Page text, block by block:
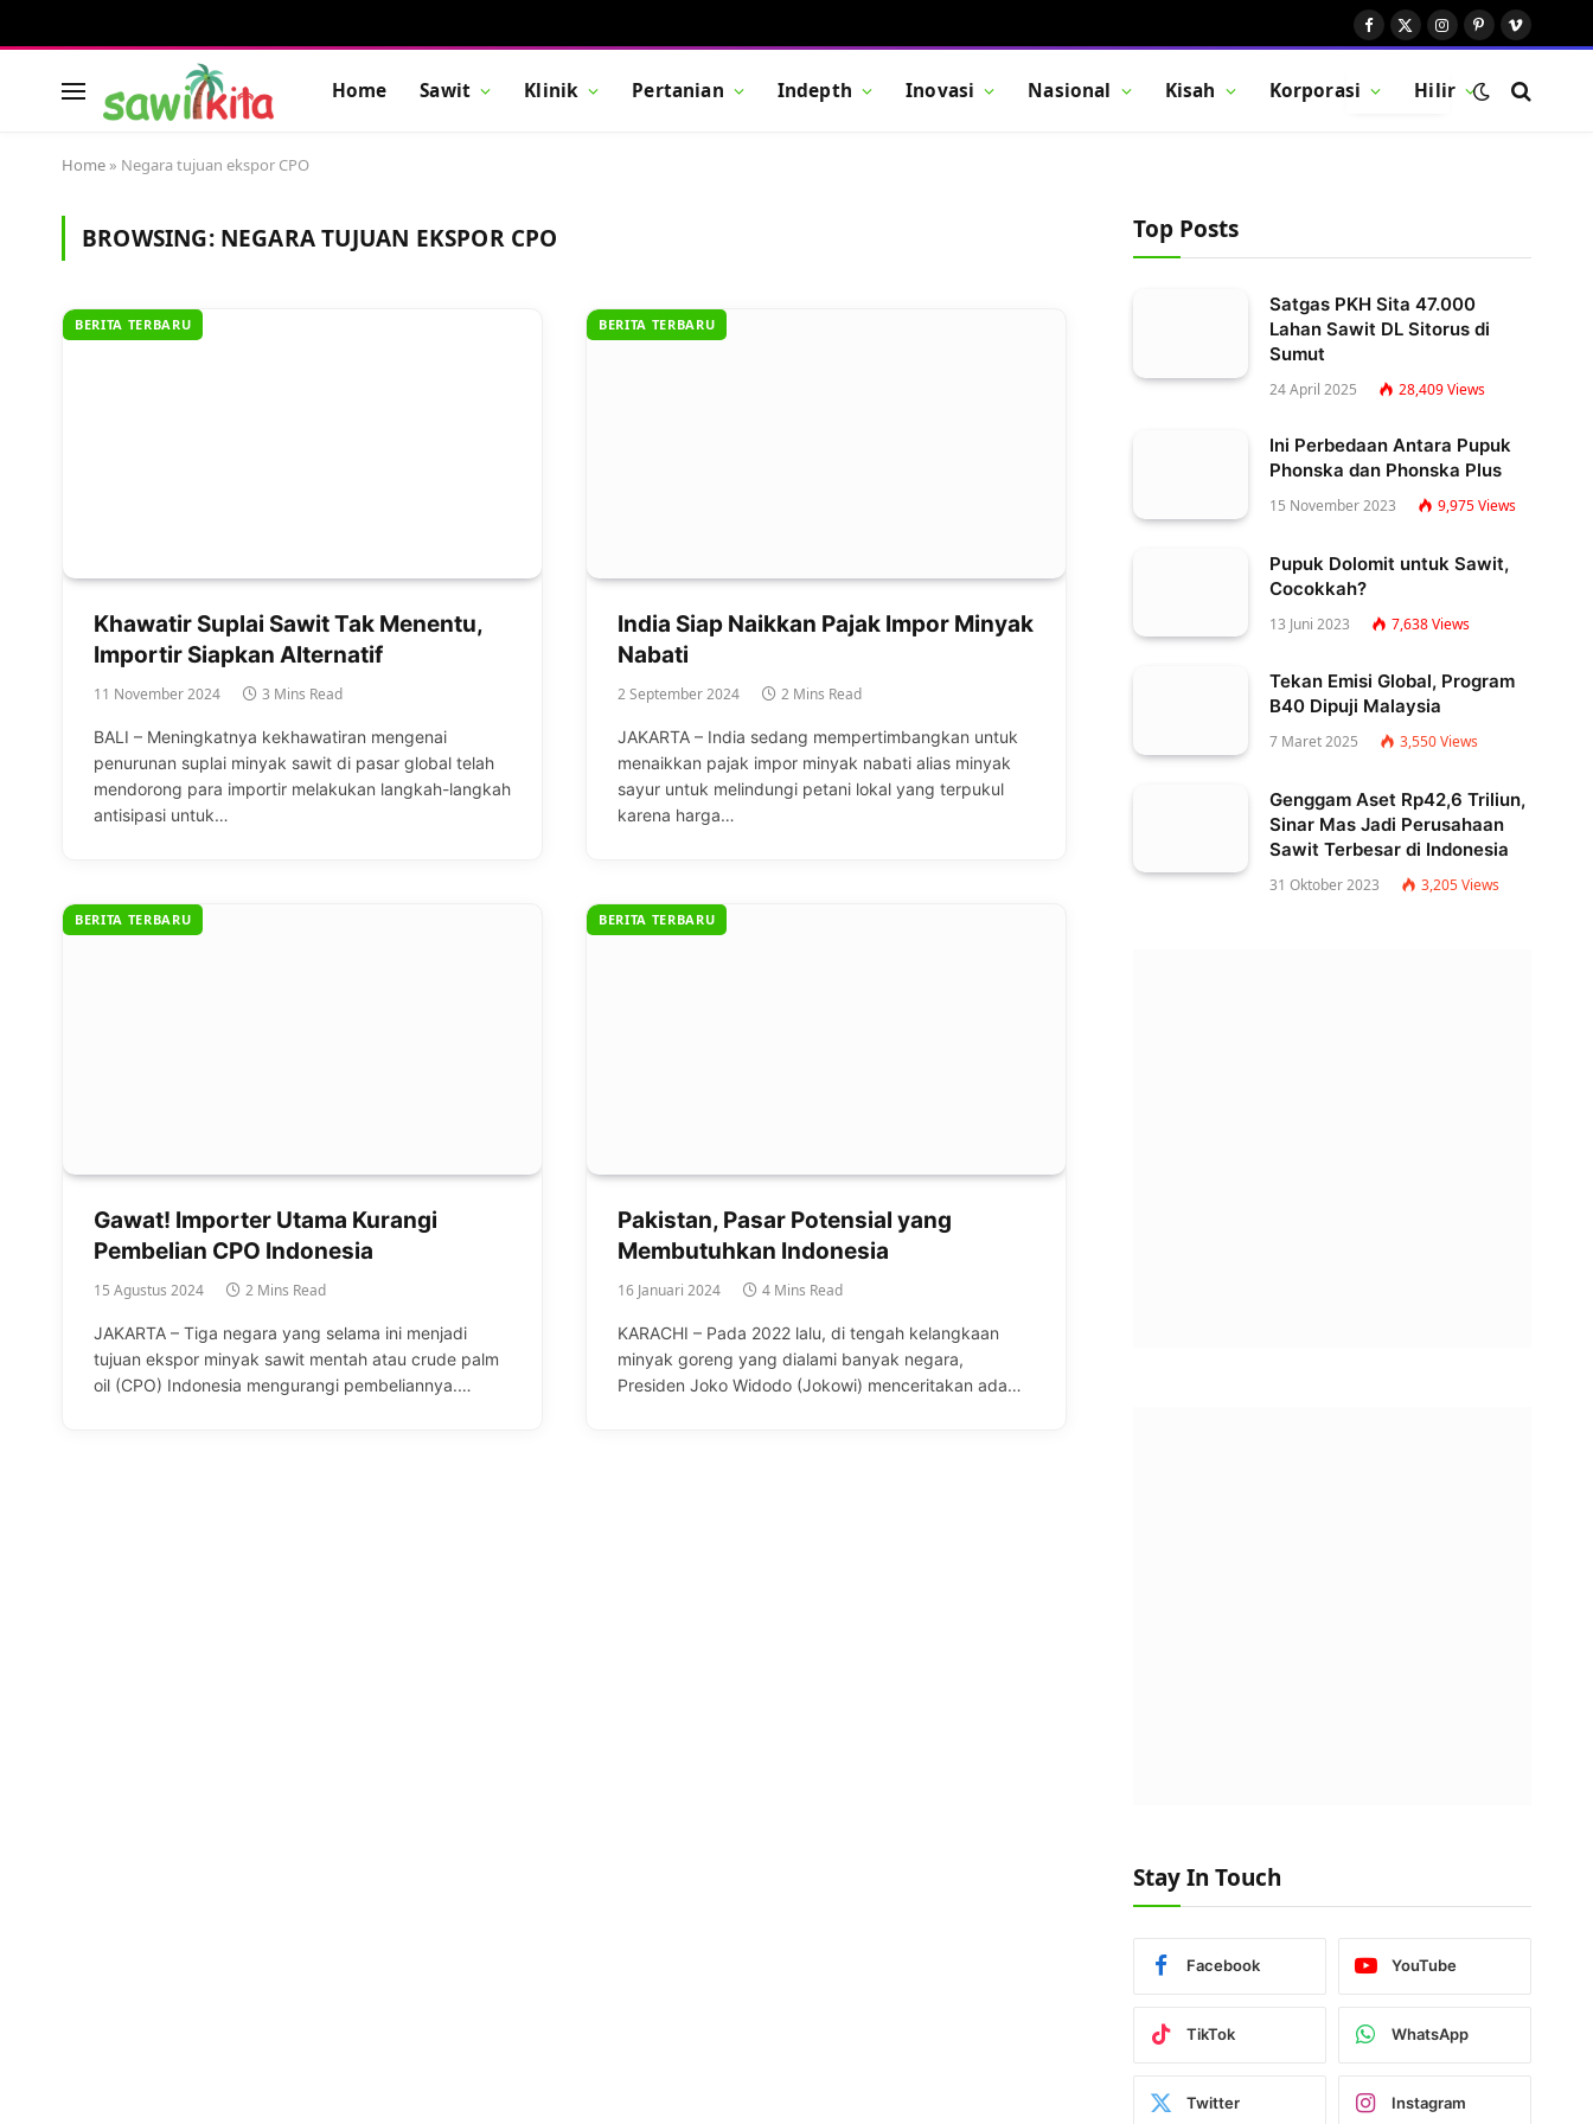
Facebook
X
Instagram
Pinterest
Vimeo
Home Sawit Klinik Pertanian Indepth Inovasi Nasional Kisah Korporasi Hilir
BUTTON
Home » Negara tujuan ekspor CPO
BROWSING: NEGARA TUJUAN EKSPOR CPO
BERITA TERBARU
Khawatir Suplai Sawit Tak Menentu,
Importir Siapkan Alternatif
11 November 2024 3 Mins Read
BALI – Meningkatnya kekhawatiran mengenai
penurunan suplai minyak sawit di pasar global telah
mendorong para importir melakukan langkah-langkah
antisipasi untuk…
BERITA TERBARU
India Siap Naikkan Pajak Impor Minyak
Nabati
2 September 2024 2 Mins Read
JAKARTA – India sedang mempertimbangkan untuk
menaikkan pajak impor minyak nabati alias minyak
sayur untuk melindungi petani lokal yang terpukul
karena harga…
BERITA TERBARU
Gawat! Importer Utama Kurangi
Pembelian CPO Indonesia
15 Agustus 2024 2 Mins Read
JAKARTA – Tiga negara yang selama ini menjadi
tujuan ekspor minyak sawit mentah atau crude palm
oil (CPO) Indonesia mengurangi pembeliannya.…
BERITA TERBARU
Pakistan, Pasar Potensial yang
Membutuhkan Indonesia
16 Januari 2024 4 Mins Read
KARACHI – Pada 2022 lalu, di tengah kelangkaan
minyak goreng yang dialami banyak negara,
Presiden Joko Widodo (Jokowi) menceritakan ada…
Top Posts
Satgas PKH Sita 47.000
Lahan Sawit DL Sitorus di
Sumut
24 April 2025 28,409Views
Ini Perbedaan Antara Pupuk
Phonska dan Phonska Plus
15 November 2023 9,975Views
Pupuk Dolomit untuk Sawit,
Cocokkah?
13 Juni 2023 7,638Views
Tekan Emisi Global, Program
B40 Dipuji Malaysia
7 Maret 2025 3,550Views
Genggam Aset Rp42,6 Triliun,
Sinar Mas Jadi Perusahaan
Sawit Terbesar di Indonesia
31 Oktober 2023 3,205Views
Stay In Touch
Facebook YouTube
TikTok WhatsApp
Twitter Instagram